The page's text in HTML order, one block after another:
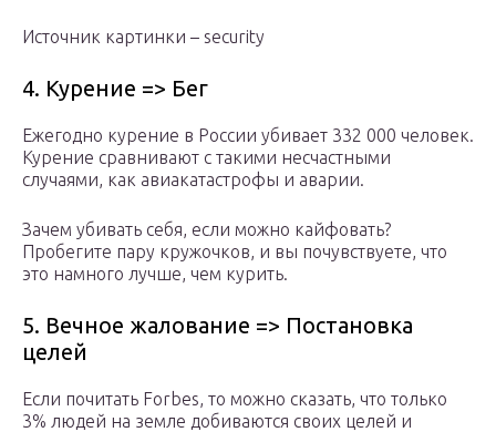
Источник картинки – security
4. Курение => Бег
Ежегодно курение в России убивает 332 000 человек.
Курение сравнивают с такими несчастными
случаями, как авиакатастрофы и аварии.
Зачем убивать себя, если можно кайфовать?
Пробегите пару кружочков, и вы почувствуете, что
это намного лучше, чем курить.
5. Вечное жалование => Постановка
целей
Если почитать Forbes, то можно сказать, что только
3% людей на земле добиваются своих целей и